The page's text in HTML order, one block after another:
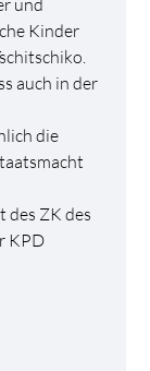
und
Kinder
auch in der
die
des ZK des
KPD